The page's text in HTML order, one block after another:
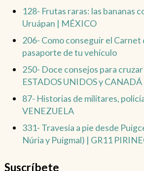
128- Frutas raras: las bananas
Uruápan | MÉXICO
206- Como conseguir el Carnet
pasaporte de tu vehículo
250- Doce consejos para
ESTADOS UNIDOS y CANADÁ
87- Historias de militares,
VENEZUELA
331- Travesía a pie desde
Núria y Puigmal) | GR11
Suscríbete